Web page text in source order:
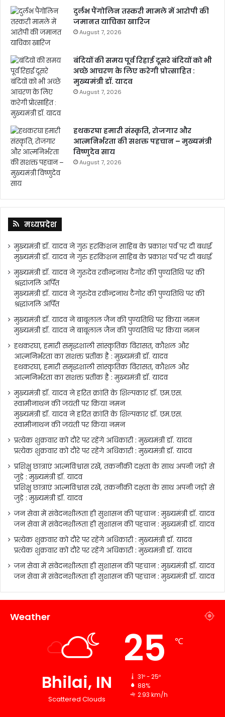
दुर्लभ पैंगोलिन तस्करी मामले में आरोपी की
जमानत याचिका खारिज
August 7, 2026
बंदियों की समय पूर्व रिहाई दूसरे बंदियों को भी
अच्छे आचरण के लिए करेगी प्रोत्साहित :
मुख्यमंत्री डॉ. यादव
August 7, 2026
हथकरघा हमारी संस्कृति, रोजगार और
आत्मनिर्भरता की सशक्त पहचान – मुख्यमंत्री
विष्णुदेव साय
August 7, 2026
मध्यप्रदेश
मुख्यमंत्री डॉ. यादव ने गुरु हरकिशन साहिब के प्रकाश पर्व पर दी बधाई
मुख्यमंत्री डॉ. यादव ने गुरु हरकिशन साहिब के प्रकाश पर्व पर दी बधाई
मुख्यमंत्री डॉ. यादव ने गुरुदेव रवीन्द्रनाथ टैगोर की पुण्यतिथि पर की
श्रद्धांजलि अर्पित
मुख्यमंत्री डॉ. यादव ने गुरुदेव रवीन्द्रनाथ टैगोर की पुण्यतिथि पर की
श्रद्धांजलि अर्पित
मुख्यमंत्री डॉ. यादव ने बाबूलाल जैन की पुण्यतिथि पर किया नमन
मुख्यमंत्री डॉ. यादव ने बाबूलाल जैन की पुण्यतिथि पर किया नमन
हथकरघा, हमारी समृद्धशाली सांस्कृतिक विरासत, कौशल और
आत्मनिर्भरता का सशक्त प्रतीक है : मुख्यमंत्री डॉ. यादव
हथकरघा, हमारी समृद्धशाली सांस्कृतिक विरासत, कौशल और
आत्मनिर्भरता का सशक्त प्रतीक है : मुख्यमंत्री डॉ. यादव
मुख्यमंत्री डॉ. यादव ने हरित क्रांति के शिल्पकार डॉ. एम.एस.
स्वामीनाथन की जयंती पर किया नमन
मुख्यमंत्री डॉ. यादव ने हरित क्रांति के शिल्पकार डॉ. एम.एस.
स्वामीनाथन की जयंती पर किया नमन
प्रत्येक शुक्रवार को दौरे पर रहेंगे अधिकारी : मुख्यमंत्री डॉ. यादव
प्रत्येक शुक्रवार को दौरे पर रहेंगे अधिकारी : मुख्यमंत्री डॉ. यादव
प्रशिक्षु छात्राएं आत्मविश्वास रखें, तकनीकी दक्षता के साथ अपनी जड़ों से
जुड़े : मुख्यमंत्री डॉ. यादव
प्रशिक्षु छात्राएं आत्मविश्वास रखें, तकनीकी दक्षता के साथ अपनी जड़ों से
जुड़े : मुख्यमंत्री डॉ. यादव
जन सेवा में संवेदनशीलता ही सुशासन की पहचान : मुख्यमंत्री डॉ. यादव
जन सेवा में संवेदनशीलता ही सुशासन की पहचान : मुख्यमंत्री डॉ. यादव
प्रत्येक शुक्रवार को दौरे पर रहेंगे अधिकारी : मुख्यमंत्री डॉ. यादव
प्रत्येक शुक्रवार को दौरे पर रहेंगे अधिकारी : मुख्यमंत्री डॉ. यादव
जन सेवा में संवेदनशीलता ही सुशासन की पहचान : मुख्यमंत्री डॉ. यादव
जन सेवा में संवेदनशीलता ही सुशासन की पहचान : मुख्यमंत्री डॉ. यादव
Weather
Bhilai, IN
Scattered Clouds
25 ℃
31º - 25º
88%
2.93 km/h